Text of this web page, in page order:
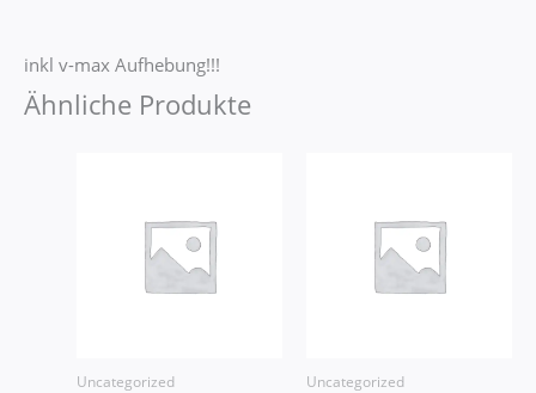
inkl v-max Aufhebung!!!
Ähnliche Produkte
Uncategorized Uncategorized